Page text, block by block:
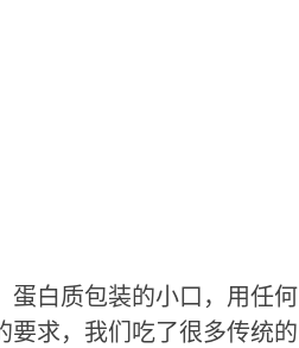
蛋白质包装的小口，用任何
要求，我们吃了很多传统的